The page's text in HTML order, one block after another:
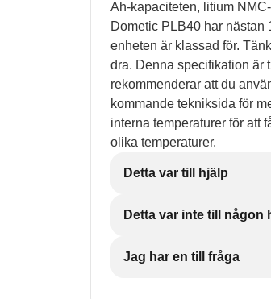
Ah-kapaciteten, litium
Dometic PLB40 har
enheten är klassad för.
dra. Denna specifikation är
rekommenderar att du
kommande tekniksida för
interna temperaturer för att
olika temperaturer.
Detta var till hjälp
Detta var inte till någon
Jag har en till fråga